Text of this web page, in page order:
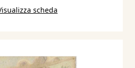
scheda